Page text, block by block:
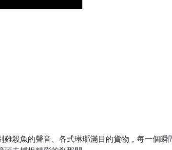
殺魚的聲音、各式琳瑯滿目的貨物，每一個瞬